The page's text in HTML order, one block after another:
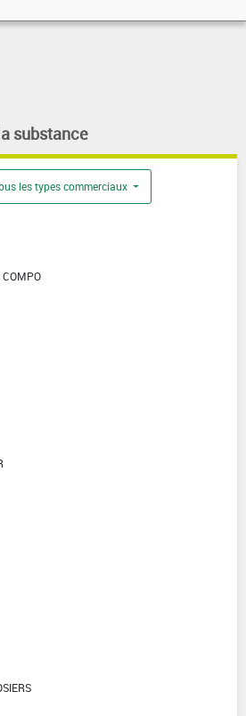
substance
les types commerciaux
COMPO